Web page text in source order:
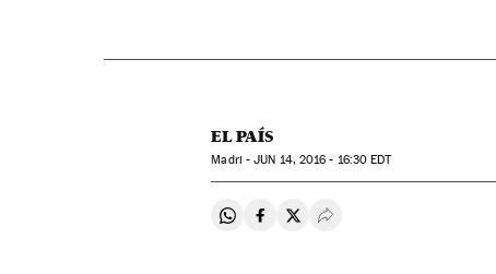
EL PAÍS
Madri -JUN 14, 2016 - 16:30 EDT
Compartir en Whatsapp
Compartir en Facebook
Compartir en Twitter
Desplegar Redes